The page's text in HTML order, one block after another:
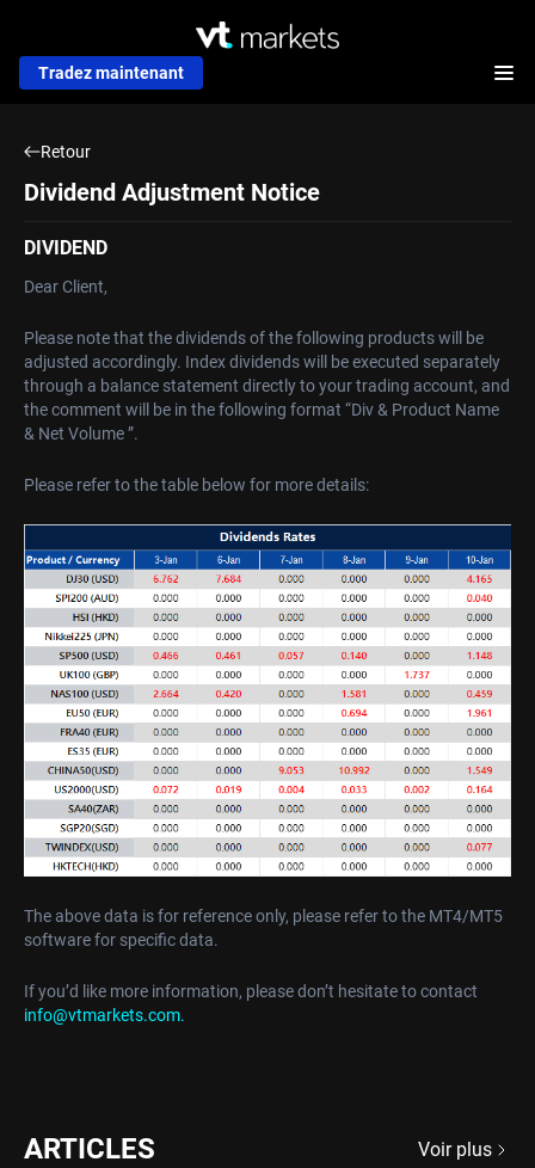
Tradez maintenant
Retour
Dividend Adjustment Notice
DIVIDEND
Dear Client,
Please note that the dividends of the following products will be
adjusted accordingly. Index dividends will be executed separately
through a balance statement directly to your trading account, and
the comment will be in the following format “Div & Product Name
& Net Volume ”.
Please refer to the table below for more details:
The above data is for reference only, please refer to the MT4/MT5
software for specific data.
If you’d like more information, please don’t hesitate to contact
info@vtmarkets.com.
ARTICLES Voir plus